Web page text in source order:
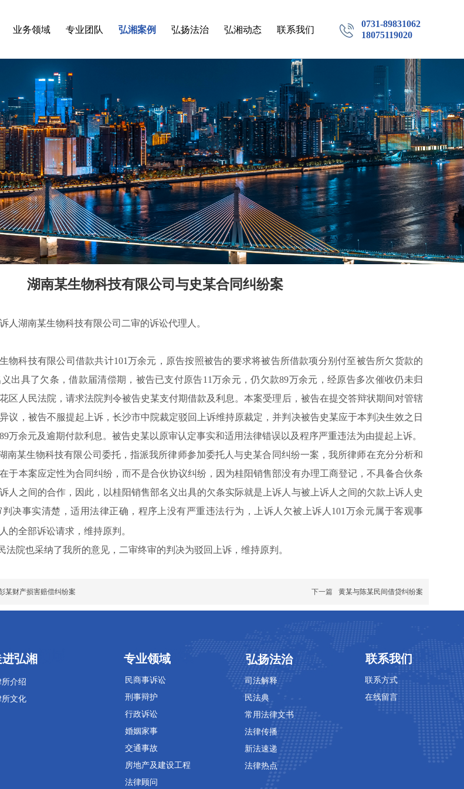
0731-89831062
18075119020
业务领域 专业团队 弘湘案例 弘扬法治 弘湘动态 联系我们
湖南某生物科技有限公司与史某合同纠纷案
人湖南某生物科技有限公司二审的诉讼代理人。
科技有限公司借款共计101万余元，原告按照被告的要求将被告所借款项分别付至被告所欠货款的
出具了欠条，借款届清偿期，被告已支付原告11万余元，仍欠款89万余元，经原告多次催收仍未归
区人民法院，请求法院判令被告史某支付期借款及利息。本案受理后，被告在提交答辩状期间对管辖
议，被告不服提起上诉，长沙市中院裁定驳回上诉维持原裁定，并判决被告史某应于本判决生效之日
万余元及逾期付款利息。被告史某以原审认定事实和适用法律错误以及程序严重违法为由提起上诉。
某生物科技有限公司委托，指派我所律师参加委托人与史某合同纠纷一案，我所律师在充分分析和
于本案应定性为合同纠纷，而不是合伙协议纠纷，因为桂阳销售部没有办理工商登记，不具备合伙条
人之间的合作，因此，以桂阳销售部名义出具的欠条实际就是上诉人与被上诉人之间的欠款上诉人史
决事实清楚，适用法律正确，程序上没有严重违法行为，上诉人欠被上诉人101万余元属于客观事
的全部诉讼请求，维持原判。
院也采纳了我所的意见，二审终审的判决为驳回上诉，维持原判。
某财产损害赔偿纠纷案 下一篇 黄某与陈某民间借贷纠纷案
所介绍
所文化
专业领域
进弘湘
民商事诉讼
刑事辩护
行政诉讼
婚姻家事
交通事故
房地产及建设工程
法律顾问
专业领域
专业领域
司法解释
民法典
常用法律文书
法律传播
新法速递
法律热点
专业领域
弘扬法治
联系方式
在线留言
专业领域
联系我们